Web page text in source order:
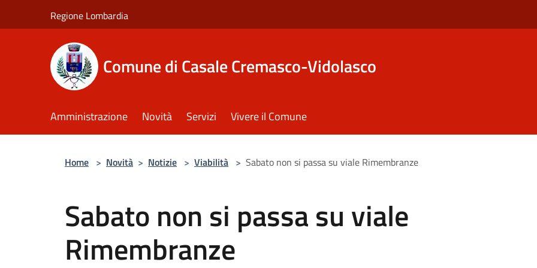
Regione Lombardia
Comune di Casale Cremasco-Vidolasco
Amministrazione Novità Servizi Vivere il Comune
Home > Novità > Notizie > Viabilità > Sabato non si passa su viale Rimembranze
Sabato non si passa su viale
Rimembranze